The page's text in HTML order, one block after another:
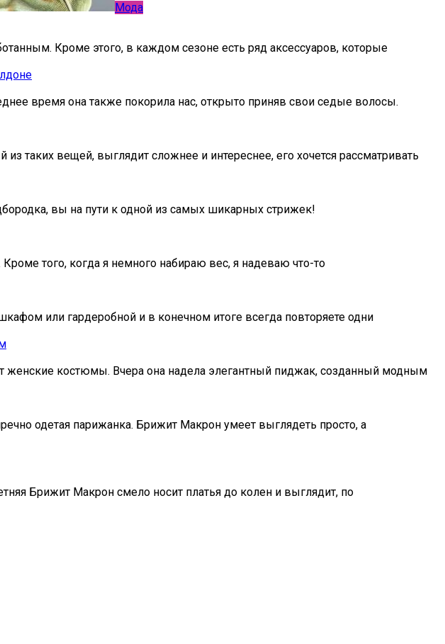
Мода
Кроме этого, в каждом сезоне есть ряд аксессуаров, которые
время она также покорила нас, открыто приняв свои седые волосы.
таких вещей, выглядит сложнее и интереснее, его хочется рассматривать
вы на пути к одной из самых шикарных стрижек!
того, когда я немного набираю вес, я надеваю что-то
или гардеробной и в конечном итоге всегда повторяете одни
женские костюмы. Вчера она надела элегантный пиджак, созданный модным
одетая парижанка. Брижит Макрон умеет выглядеть просто, а
Брижит Макрон смело носит платья до колен и выглядит, по